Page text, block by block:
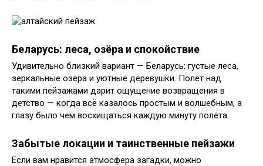
Беларусь: леса, озёра и спокойствие
Удивительно близкий вариант — Беларусь: густые леса,
зеркальные озёра и уютные деревушки. Полёт над
такими пейзажами дарит ощущение возвращения в
детство — когда всё казалось простым и волшебным, а
глазу было чем восхищаться каждую минуту полёта.
Забытые локации и таинственные пейзажи
Если вам нравится атмосфера загадки, можно